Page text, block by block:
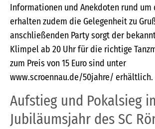
Informationen und Anekdoten rund um
erhalten zudem die Gelegenheit zu
anschließenden Party sorgt der
Klimpel ab 20 Uhr für die richtige
zum Preis von 15 Euro sind unter
www.scroennau.de/50jahre/ erhältlich.
Aufstieg und Pokalsieg
Jubiläumsjahr des SC